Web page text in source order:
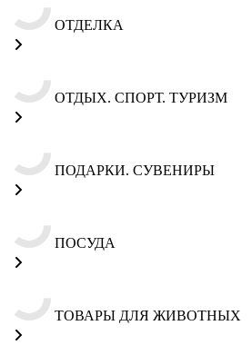
ОТДЕЛКА
ОТДЫХ. СПОРТ. ТУРИЗМ
ПОДАРКИ. СУВЕНИРЫ
ПОСУДА
ТОВАРЫ ДЛЯ ЖИВОТНЫХ